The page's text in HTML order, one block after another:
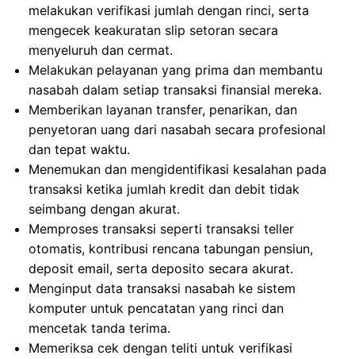
melakukan verifikasi jumlah dengan rinci, serta
mengecek keakuratan slip setoran secara
menyeluruh dan cermat.
Melakukan pelayanan yang prima dan membantu
nasabah dalam setiap transaksi finansial mereka.
Memberikan layanan transfer, penarikan, dan
penyetoran uang dari nasabah secara profesional
dan tepat waktu.
Menemukan dan mengidentifikasi kesalahan pada
transaksi ketika jumlah kredit dan debit tidak
seimbang dengan akurat.
Memproses transaksi seperti transaksi teller
otomatis, kontribusi rencana tabungan pensiun,
deposit email, serta deposito secara akurat.
Menginput data transaksi nasabah ke sistem
komputer untuk pencatatan yang rinci dan
mencetak tanda terima.
Memeriksa cek dengan teliti untuk verifikasi